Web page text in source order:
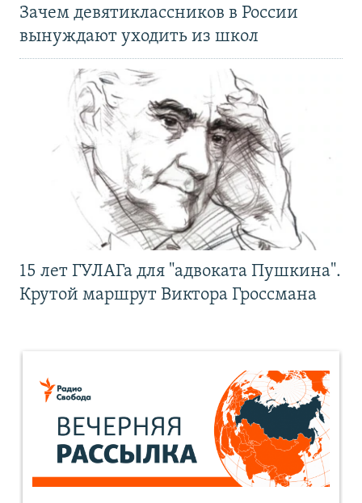
Зачем девятиклассников в России
вынуждают уходить из школ
15 лет ГУЛАГа для "адвоката Пушкина".
Крутой маршрут Виктора Гроссмана